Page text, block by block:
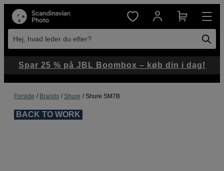
Hej, hvad leder du efter?
Forside Brands Shure Shure SM7B
BACK TO WORK
Spar 25 % på JBL Boombox – køb din i dag!